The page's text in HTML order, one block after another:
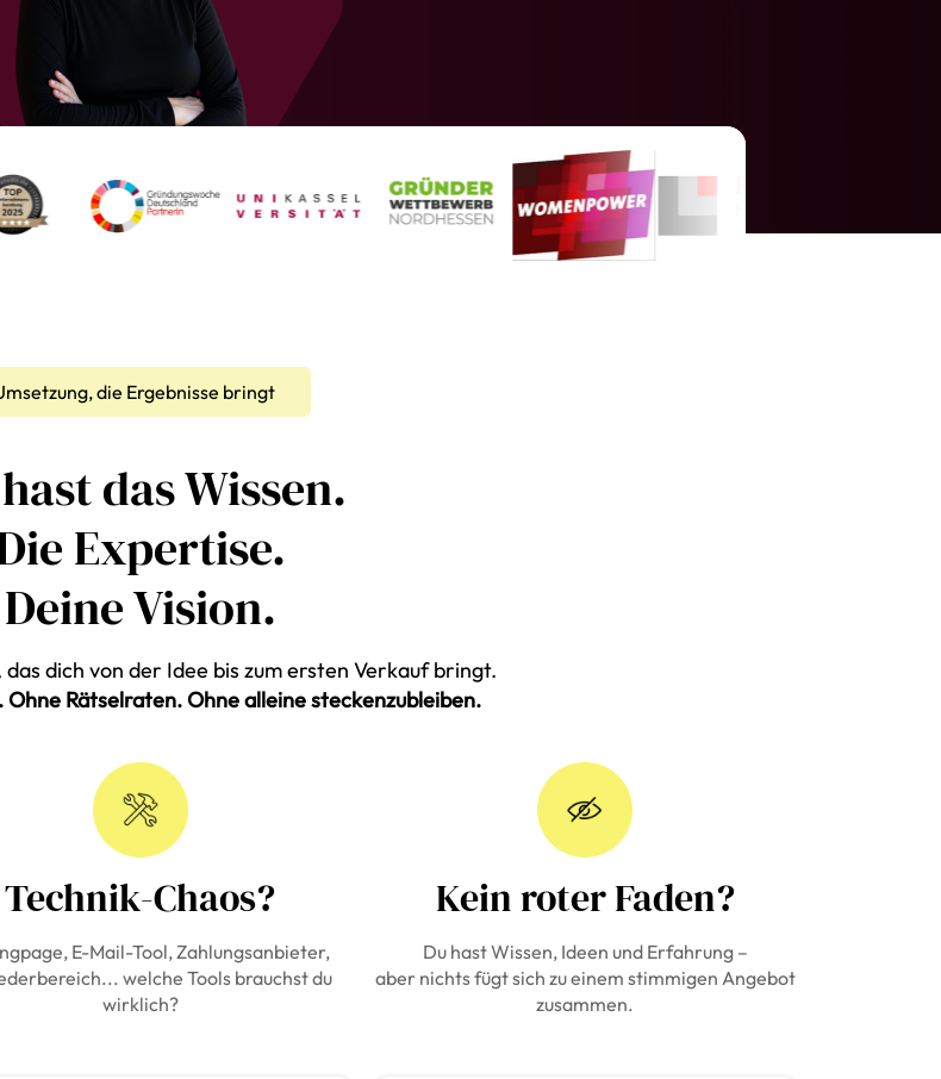
die Ergebnisse bringt
das Wissen.
Expertise.
Deine Vision.
dich von der Idee bis zum ersten Verkauf bringt.
Ohne Rätselraten. Ohne alleine steckenzubleiben.
Technik-Chaos?
E-Mail-Tool, Zahlungsanbieter,
welche Tools brauchst du
wirklich?
Kein roter Faden?
Du hast Wissen, Ideen und Erfahrung –
aber nichts fügt sich zu einem stimmigen Angebot
zusammen.